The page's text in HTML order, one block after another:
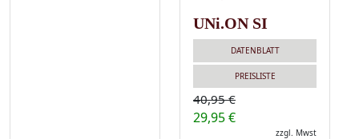
UNi.ON SI
DATENBLATT
PREISLISTE
40,95 €
29,95 €
zzgl. Mwst